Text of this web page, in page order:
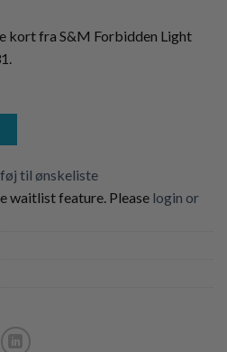
kort fra S&M Forbidden Light
til ønskeliste
waitlist feature. Please login or